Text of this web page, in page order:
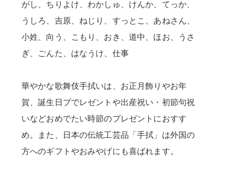
がし、ちりよけ、わかしゅ、けんか、てっか、
うしろ、吉原、ねじり、すっとこ、あねさん、
小姓、向う、こもり、おき、道中、ほお、うさ
ぎ、ごんた、はなうけ、仕事
華やかな歌舞伎手拭いは、お正月飾りやお年
賀、誕生日プでレゼントや出産祝い・初節句祝
いなどおめでたい時節のプレゼントにおすす
め。また、日本の伝統工芸品「手拭」は外国の
方へのギフトやおみやげにも喜ばれます。